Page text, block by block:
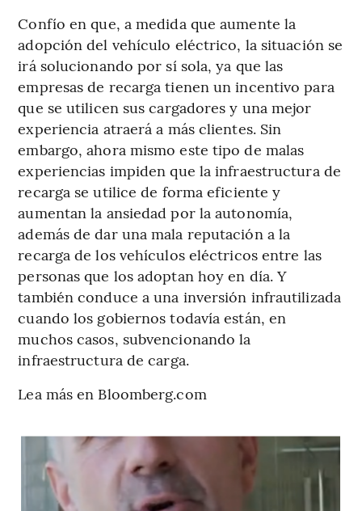
Confío en que, a medida que aumente la
adopción del vehículo eléctrico, la situación se
irá solucionando por sí sola, ya que las
empresas de recarga tienen un incentivo para
que se utilicen sus cargadores y una mejor
experiencia atraerá a más clientes. Sin
embargo, ahora mismo este tipo de malas
experiencias impiden que la infraestructura de
recarga se utilice de forma eficiente y
aumentan la ansiedad por la autonomía,
además de dar una mala reputación a la
recarga de los vehículos eléctricos entre las
personas que los adoptan hoy en día. Y
también conduce a una inversión infrautilizada
cuando los gobiernos todavía están, en
muchos casos, subvencionando la
infraestructura de carga.
Lea más en Bloomberg.com